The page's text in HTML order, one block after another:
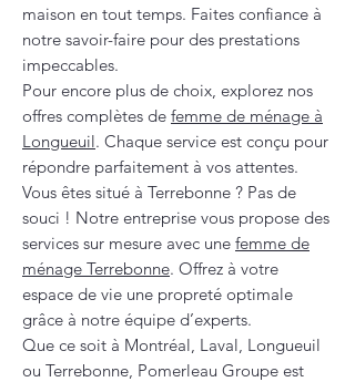
maison en tout temps. Faites confiance à
notre savoir-faire pour des prestations
impeccables.
Pour encore plus de choix, explorez nos
offres complètes de femme de ménage à
Longueuil. Chaque service est conçu pour
répondre parfaitement à vos attentes.
Vous êtes situé à Terrebonne ? Pas de
souci ! Notre entreprise vous propose des
services sur mesure avec une femme de
ménage Terrebonne. Offrez à votre
espace de vie une propreté optimale
grâce à notre équipe d’experts.
Que ce soit à Montréal, Laval, Longueuil
ou Terrebonne, Pomerleau Groupe est